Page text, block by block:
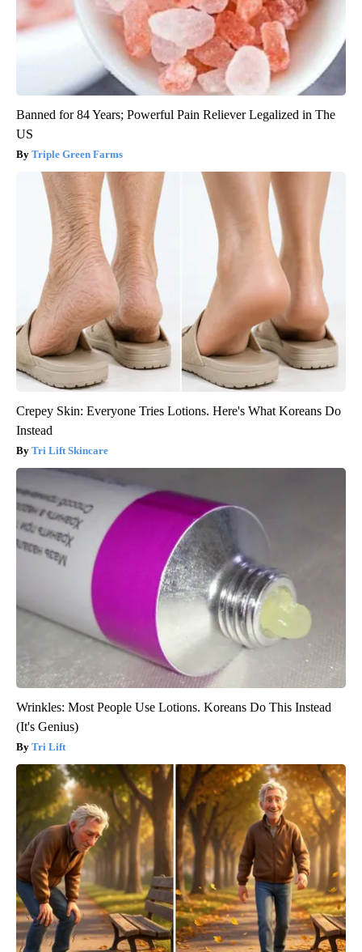
Banned for 84 Years; Powerful Pain Reliever Legalized in The
US
Triple Green Farms
Crepey Skin: Everyone Tries Lotions. Here's What Koreans Do
Instead
Tri Lift Skincare
Wrinkles: Most People Use Lotions. Koreans Do This Instead
(It's Genius)
Tri Lift